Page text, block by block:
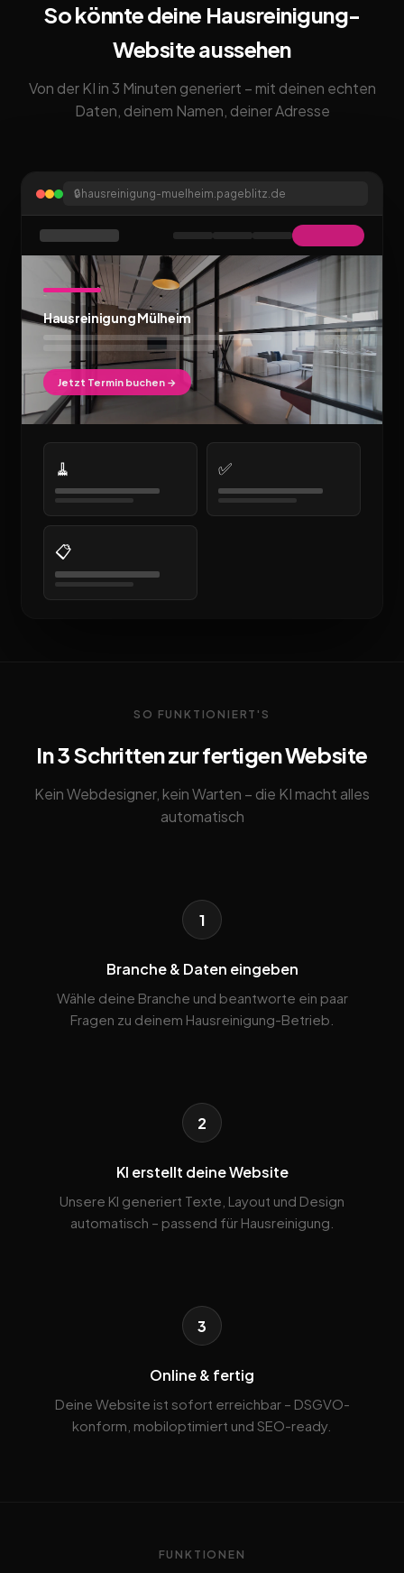
So könnte deine Hausreinigung-
Website aussehen
Von der KI in 3 Minuten generiert – mit deinen echten
Daten, deinem Namen, deiner Adresse
🔒 hausreinigung-muelheim.pageblitz.de
Hausreinigung Mülheim
Jetzt Termin buchen →
🧹 ✅
📋
SO FUNKTIONIERT'S
In 3 Schritten zur fertigen Website
Kein Webdesigner, kein Warten – die KI macht alles
automatisch
1
Branche & Daten eingeben
Wähle deine Branche und beantworte ein paar
Fragen zu deinem Hausreinigung-Betrieb.
2
KI erstellt deine Website
Unsere KI generiert Texte, Layout und Design
automatisch – passend für Hausreinigung.
3
Online & fertig
Deine Website ist sofort erreichbar – DSGVO-
konform, mobiloptimiert und SEO-ready.
FUNKTIONEN